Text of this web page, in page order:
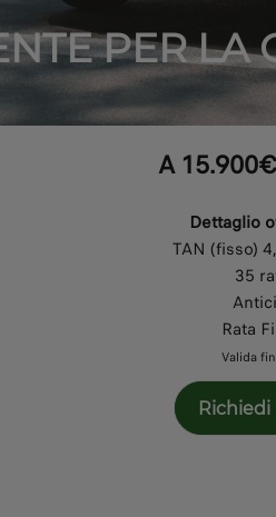
PER LA
A
Dettaglio
TAN (fisso)
35
Rata
Valida
Richiedi